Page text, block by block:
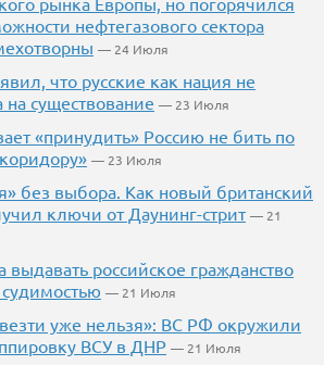
нефтегазового сектора
— 24 Июля
что русские как нация не
существование — 23 Июля
«принудить» Россию не бить по
— 23 Июля
без выбора. Как новый британский
ключи от Даунинг-стрит — 21
выдавать российское гражданство
— 21 Июля
уже нельзя»: ВС РФ окружили
ВСУ в ДНР — 21 Июля